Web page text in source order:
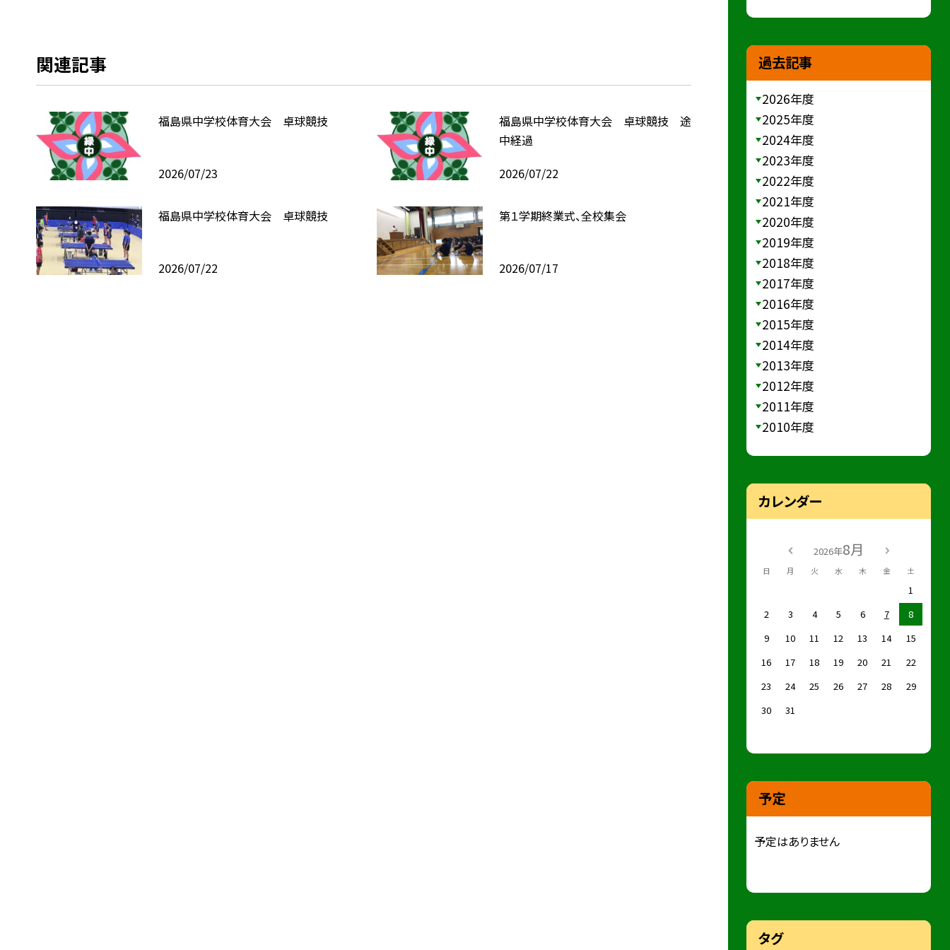
関連記事
福島県中学校体育大会 卓球競技
2026/07/23
福島県中学校体育大会 卓球競技 途
中経過
2026/07/22
福島県中学校体育大会 卓球競技
2026/07/22
第１学期終業式、全校集会
2026/07/17
過去記事
2026年度
2025年度
2024年度
2023年度
2022年度
2021年度
2020年度
2019年度
2018年度
2017年度
2016年度
2015年度
2014年度
2013年度
2012年度
2011年度
2010年度
カレンダー
2026年8月
日 月 火 水 木 金 土
1
2
3 4 5 6 7
8
9
10 11 12 13 14
15
16
17 18 19 20 21
22
23
24 25 26 27 28
29
30
31
予定
予定はありません
タグ